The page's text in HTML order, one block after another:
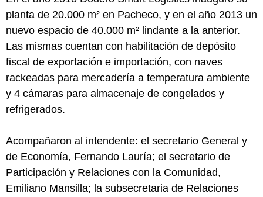
planta de 20.000 m² en Pacheco, y en el año 2013 un
nuevo espacio de 40.000 m² lindante a la anterior.
Las mismas cuentan con habilitación de depósito
fiscal de exportación e importación, con naves
rackeadas para mercadería a temperatura ambiente
y 4 cámaras para almacenaje de congelados y
refrigerados.
Acompañaron al intendente: el secretario General y
de Economía, Fernando Lauría; el secretario de
Participación y Relaciones con la Comunidad,
Emiliano Mansilla; la subsecretaria de Relaciones